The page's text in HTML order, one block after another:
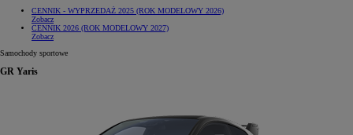
CENNIK - WYPRZEDAŻ 2025 (ROK MODELOWY 2026)
Zobacz
CENNIK 2026 (ROK MODELOWY 2027)
Zobacz
Samochody sportowe
GR Yaris